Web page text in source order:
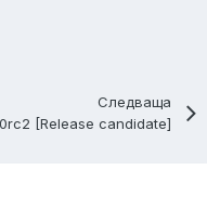
Следваща
[Release candidate]